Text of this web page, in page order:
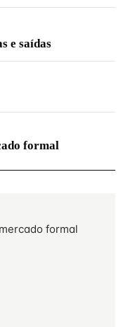
e saídas
formal
formal